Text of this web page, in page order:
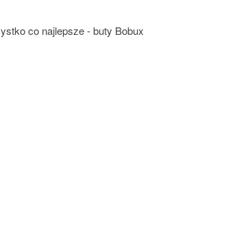
co najlepsze - buty Bobux